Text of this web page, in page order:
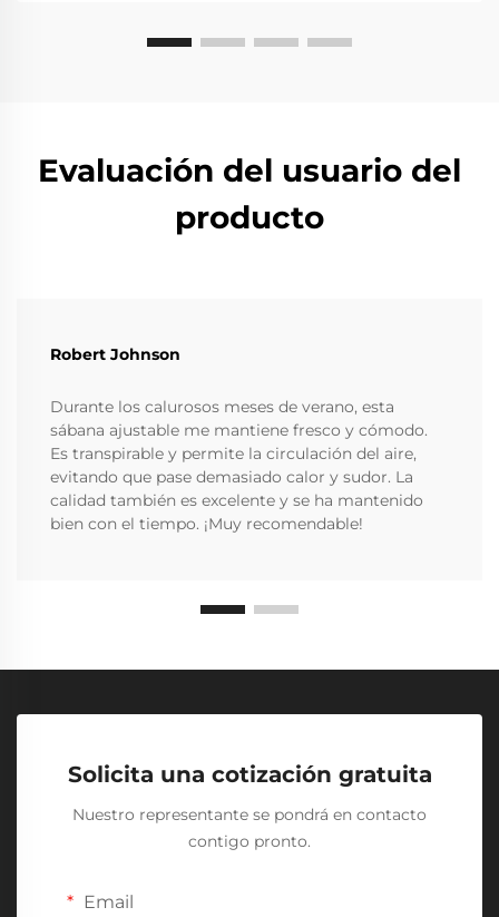
Evaluación del usuario del
producto
Robert Johnson
Durante los calurosos meses de verano, esta
sábana ajustable me mantiene fresco y cómodo.
Es transpirable y permite la circulación del aire,
evitando que pase demasiado calor y sudor. La
calidad también es excelente y se ha mantenido
bien con el tiempo. ¡Muy recomendable!
Solicita una cotización gratuita
Nuestro representante se pondrá en contacto
contigo pronto.
Email